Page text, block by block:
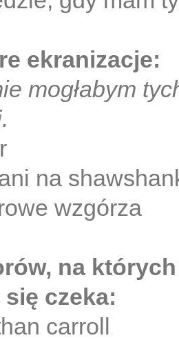
ekranizacje:
mogłabym
na
wzgórza
na
się czeka:
carroll